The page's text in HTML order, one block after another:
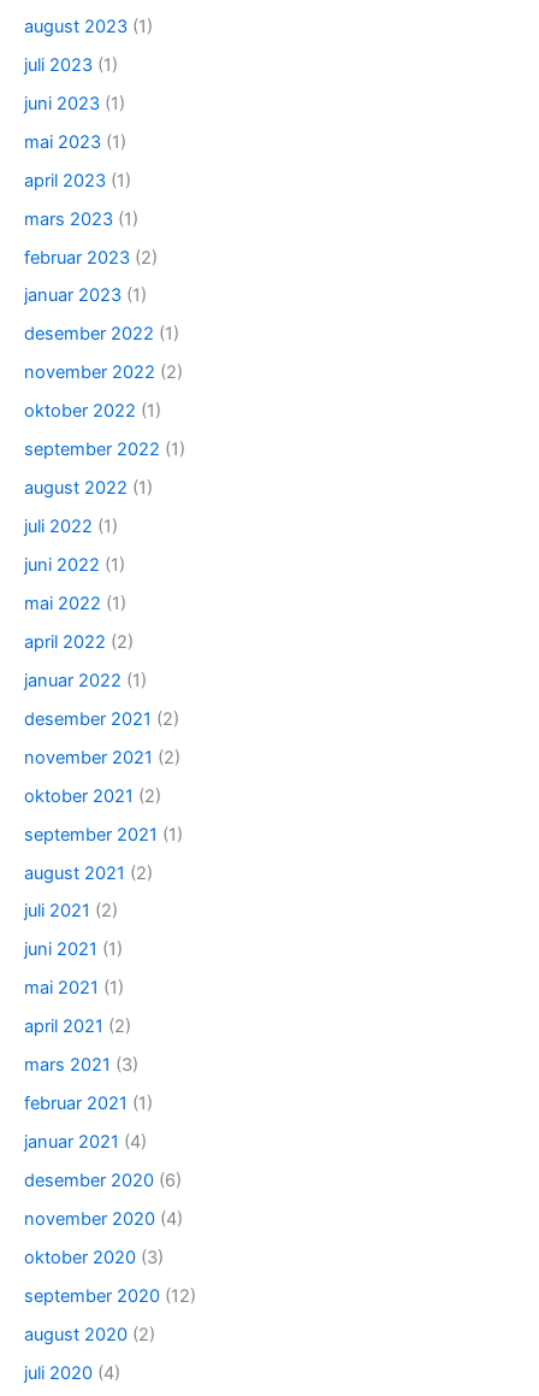
august 2023 (1)
juli 2023 (1)
juni 2023 (1)
mai 2023 (1)
april 2023 (1)
mars 2023 (1)
februar 2023 (2)
januar 2023 (1)
desember 2022 (1)
november 2022 (2)
oktober 2022 (1)
september 2022 (1)
august 2022 (1)
juli 2022 (1)
juni 2022 (1)
mai 2022 (1)
april 2022 (2)
januar 2022 (1)
desember 2021 (2)
november 2021 (2)
oktober 2021 (2)
september 2021 (1)
august 2021 (2)
juli 2021 (2)
juni 2021 (1)
mai 2021 (1)
april 2021 (2)
mars 2021 (3)
februar 2021 (1)
januar 2021 (4)
desember 2020 (6)
november 2020 (4)
oktober 2020 (3)
september 2020 (12)
august 2020 (2)
juli 2020 (4)